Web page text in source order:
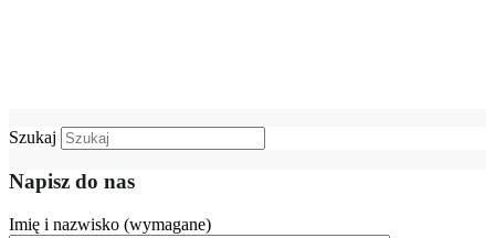
Szukaj
Napisz do nas
Imię i nazwisko (wymagane)